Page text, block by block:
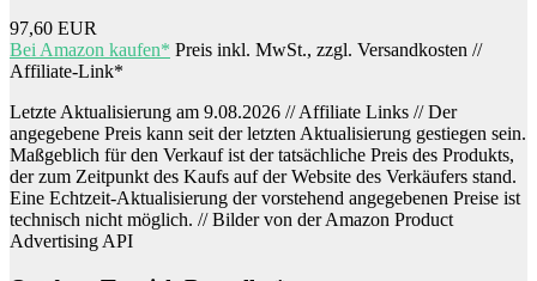
97,60 EUR
Bei Amazon kaufen* Preis inkl. MwSt., zzgl. Versandkosten //
Affiliate-Link*
Letzte Aktualisierung am 9.08.2026 // Affiliate Links // Der
angegebene Preis kann seit der letzten Aktualisierung gestiegen sein.
Maßgeblich für den Verkauf ist der tatsächliche Preis des Produkts,
der zum Zeitpunkt des Kaufs auf der Website des Verkäufers stand.
Eine Echtzeit-Aktualisierung der vorstehend angegebenen Preise ist
technisch nicht möglich. // Bilder von der Amazon Product
Advertising API